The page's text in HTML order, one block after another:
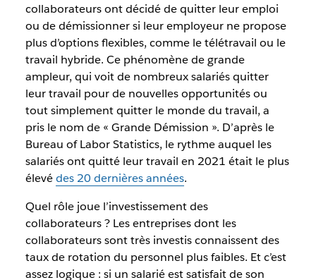
collaborateurs ont décidé de quitter leur emploi
ou de démissionner si leur employeur ne propose
plus d’options flexibles, comme le télétravail ou le
travail hybride. Ce phénomène de grande
ampleur, qui voit de nombreux salariés quitter
leur travail pour de nouvelles opportunités ou
tout simplement quitter le monde du travail, a
pris le nom de « Grande Démission ». D’après le
Bureau of Labor Statistics, le rythme auquel les
salariés ont quitté leur travail en 2021 était le plus
élevédes 20 dernières années.
Quel rôle joue l’investissement des
collaborateurs ? Les entreprises dont les
collaborateurs sont très investis connaissent des
taux de rotation du personnel plus faibles. Et c’est
assez logique : si un salarié est satisfait de son